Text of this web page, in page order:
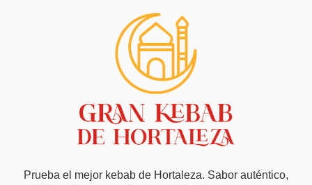
Prueba el mejor kebab de Hortaleza. Sabor auténtico,